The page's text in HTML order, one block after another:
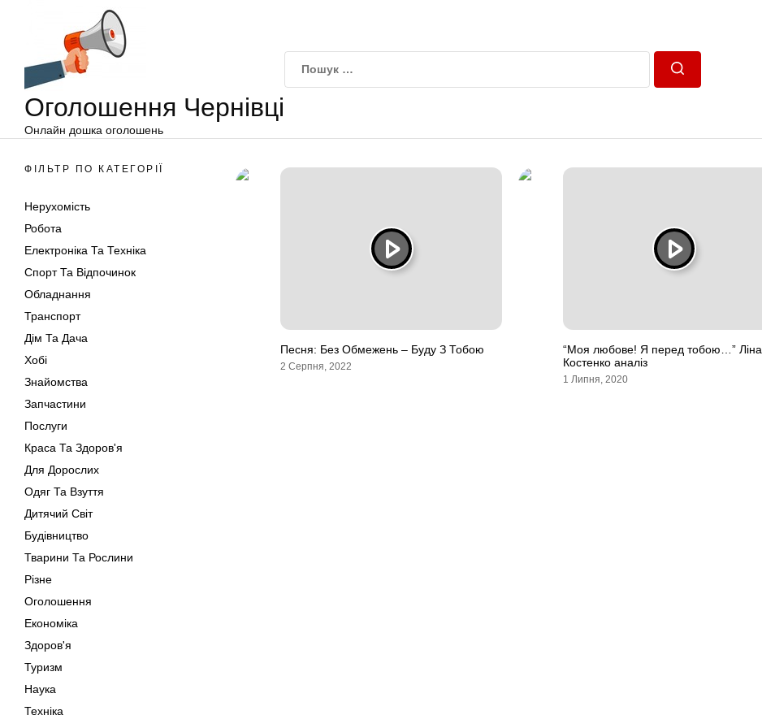
Оголошення Чернівці
Онлайн дошка оголошень
ФІЛЬТР ПО КАТЕГОРІЇ
Нерухомість
Робота
Електроніка Та Техніка
Спорт Та Відпочинок
Обладнання
Транспорт
Дім Та Дача
Хобі
Знайомства
Запчастини
Послуги
Краса Та Здоров'я
Для Дорослих
Одяг Та Взуття
Дитячий Світ
Будівництво
Тварини Та Рослини
Різне
Оголошення
Економіка
Здоров'я
Туризм
Наука
Техніка
Песня: Без Обмежень – Буду З Тобою
2 Серпня, 2022
“Моя любове! Я перед тобою…” Ліна
Костенко аналіз
1 Липня, 2020